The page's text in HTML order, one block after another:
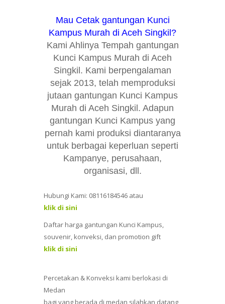
Mau Cetak gantungan Kunci
Kampus Murah di Aceh Singkil?
Kami Ahlinya Tempah gantungan
Kunci Kampus Murah di Aceh
Singkil. Kami berpengalaman
sejak 2013, telah memproduksi
jutaan gantungan Kunci Kampus
Murah di Aceh Singkil. Adapun
gantungan Kunci Kampus yang
pernah kami produksi diantaranya
untuk berbagai keperluan seperti
Kampanye, perusahaan,
organisasi, dll.
Hubungi Kami: 08116184546 atau
klik di sini
Daftar harga gantungan Kunci Kampus,
souvenir, konveksi, dan promotion gift
klik di sini
Percetakan & Konveksi kami berlokasi di
Medan
bagi yang berada di medan silahkan datang